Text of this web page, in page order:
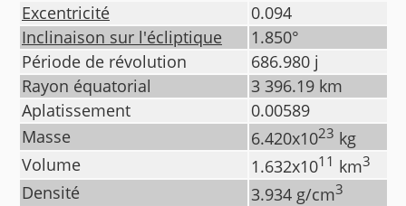
Excentricité
0.094
Inclinaison sur l'écliptique
1.850°
Période de révolution
686.980 j
Rayon équatorial
3 396.19 km
Aplatissement
0.00589
Masse
6.420x1023 kg
Volume
1.632x1011 km3
Densité 3.934 g/cm3